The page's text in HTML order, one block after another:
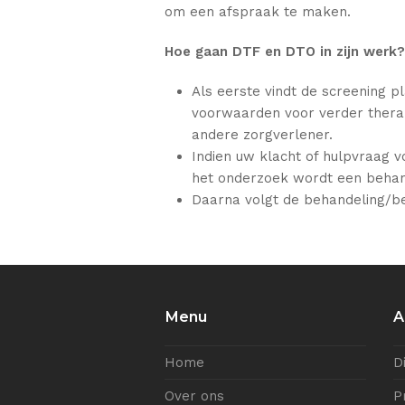
om een afspraak te maken.
Hoe gaan DTF en DTO in zijn werk?
Als eerste vindt de screening
voorwaarden voor verder
andere zorgverlener.
Indien uw klacht of hulpvraag
het onderzoek wordt een
Daarna volgt de behandeling/
Menu
Home
Over ons